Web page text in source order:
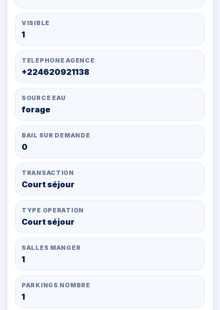
VISIBLE
1
TELEPHONE AGENCE
+224620921138
SOURCE EAU
forage
BAIL SUR DEMANDE
0
TRANSACTION
Court séjour
TYPE OPERATION
Court séjour
SALLES MANGER
1
PARKINGS NOMBRE
1